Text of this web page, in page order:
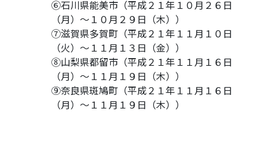
⑥石川県能美市（平成２１年１０月２６日
（月）～１０月２９日（木））
⑦滋賀県多賀町（平成２１年１１月１０日
（火）～１１月１３日（金））
⑧山梨県都留市（平成２１年１１月１６日
（月）～１１月１９日（木））
⑨奈良県斑鳩町（平成２１年１１月１６日
（月）～１１月１９日（木））